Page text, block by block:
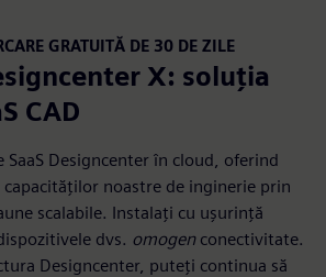
GRATUITĂ DE 30 DE ZILE
X: soluția
CAD
SaaS Designcenter în cloud, oferind
noastre de inginerie prin
scalabile. Instalați cu ușurință
dvs. omogenconectivitate.
Designcenter, puteți continua să